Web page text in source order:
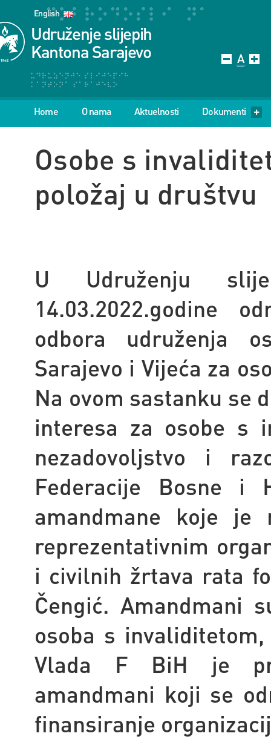
English
Udruženje slijepih
Kantona Sarajevo
Home O nama Aktuelnosti Dokumenti
Osobe s
položaj u društvu
U Udruženju
14.03.2022.godine
odbora udruženja
Sarajevo i Vijeća za
Na ovom sastanku se
interesa za osobe s
nezadovoljstvo i
Federacije Bosne i
amandmane koje
reprezentativnim
i civilnih žrtava rata
Čengić. Amandmani
osoba s
Vlada F BiH je
amandmani koji se
finansiranje